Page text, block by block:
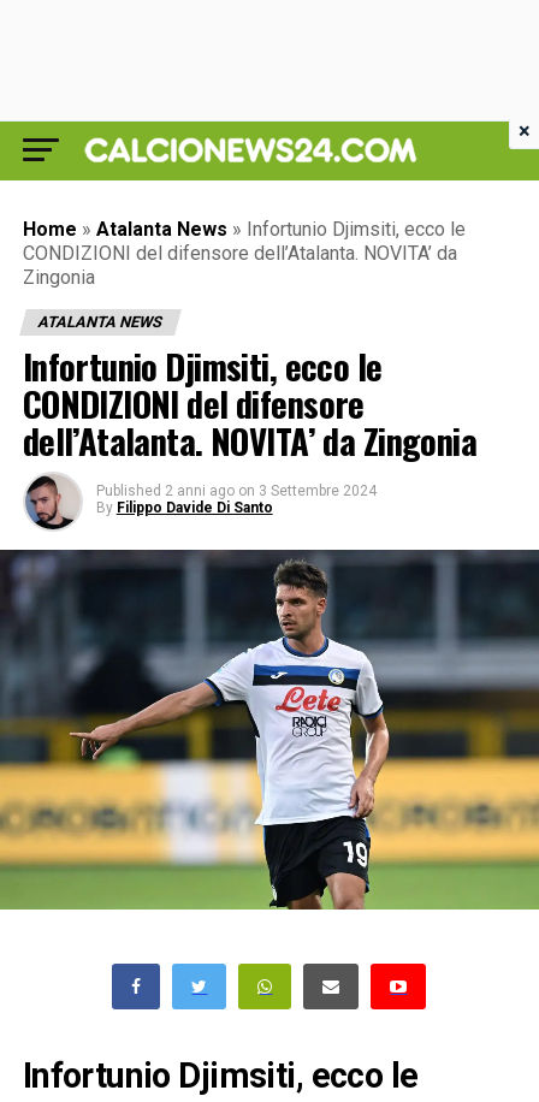
Home » Atalanta News » Infortunio Djimsiti, ecco le
CONDIZIONI del difensore dell’Atalanta. NOVITA’ da
Zingonia
ATALANTA NEWS
Infortunio Djimsiti, ecco le
CONDIZIONI del difensore
dell’Atalanta. NOVITA’ da Zingonia
Published 2 anni ago on 3 Settembre 2024
By Filippo Davide Di Santo
Infortunio Djimsiti, ecco le
×